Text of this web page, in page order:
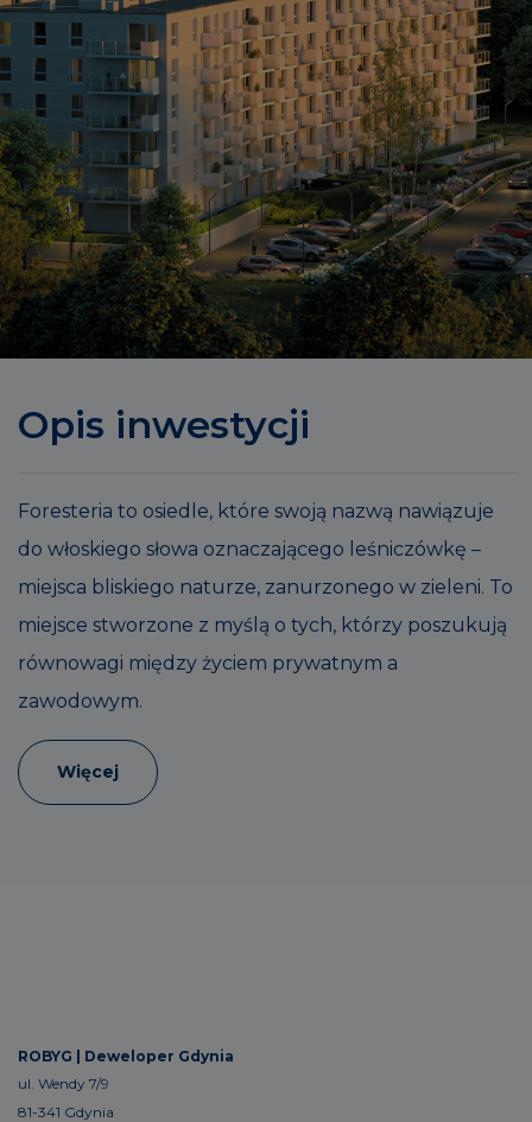
Opis inwestycji
Foresteria to osiedle, które swoją nazwą nawiązuje
do włoskiego słowa oznaczającego leśniczówkę –
miejsca bliskiego naturze, zanurzonego w zieleni. To
miejsce stworzone z myślą o tych, którzy poszukują
równowagi między życiem prywatnym a
zawodowym.
Więcej
ROBYG | Deweloper Gdynia
ul. Wendy 7/9
81-341 Gdynia